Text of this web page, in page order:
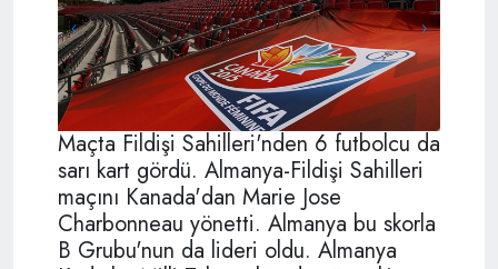
Maçta Fildişi Sahilleri'nden 6 futbolcu da
sarı kart gördü. Almanya-Fildişi Sahilleri
maçını Kanada'dan Marie Jose
Charbonneau yönetti. Almanya bu skorla
B Grubu'nun da lideri oldu. Almanya